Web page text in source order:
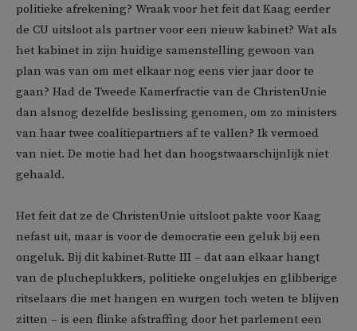
politieke afrekening? Wraak voor het feit dat Kaag eerder
de CU uitsloot als partner voor een nieuw kabinet? Wat als
het kabinet in zijn huidige samenstelling gewoon van
plan was van om met elkaar nog eens vier jaar door te
gaan? Had de Tweede Kamerfractie van de ChristenUnie
dan alsnog dezelfde beslissing genomen, om zo ministers
van haar twee coalitiepartners af te vallen? Ik vermoed
van niet. De motie had het dan hoogstwaarschijnlijk niet
gehaald.
Het feit dat ze de ChristenUnie uitsloot pakte voor Kaag
nefast uit, maar is voor de democratie een geluk bij een
ongeluk. Bij dit kabinet-Rutte III – dat aan elkaar hangt
van de plucheplukkers, politieke ongelukjes en glibberige
ritselaars die met hangen en wurgen toch weten te blijven
zitten – is een flinke afstraffing door het parlement een